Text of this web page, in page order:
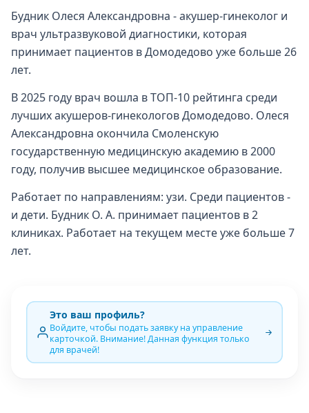
Будник Олеся Александровна - акушер-гинеколог и
врач ультразвуковой диагностики, которая
принимает пациентов в Домодедово уже больше 26
лет.
В 2025 году врач вошла в ТОП-10 рейтинга среди
лучших акушеров-гинекологов Домодедово. Олеся
Александровна окончила Смоленскую
государственную медицинскую академию в 2000
году, получив высшее медицинское образование.
Работает по направлениям: узи. Среди пациентов -
и дети. Будник О. А. принимает пациентов в 2
клиниках. Работает на текущем месте уже больше 7
лет.
Это ваш профиль?
Войдите, чтобы подать заявку на управление
карточкой. Внимание! Данная функция только
для врачей!